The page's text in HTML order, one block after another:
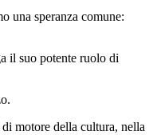
una speranza comune:
il suo potente ruolo di
motore della cultura, nella